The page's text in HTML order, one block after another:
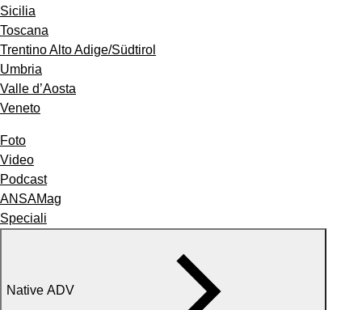
Sicilia
Toscana
Trentino Alto Adige/Südtirol
Umbria
Valle d’Aosta
Veneto
Foto
Video
Podcast
ANSAMag
Speciali
Native ADV